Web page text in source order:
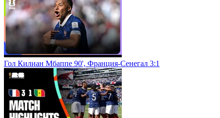
Гол Килиан Мбаппе 90', Франция-Сенегал 3:1